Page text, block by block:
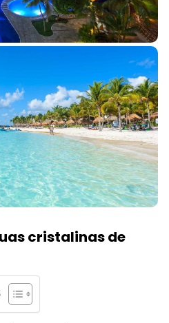
cristalinas de